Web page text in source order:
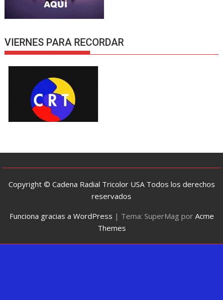
VIERNES PARA RECORDAR
Copyright © Cadena Radial Tricolor USA Todos los derechos
reservados
Funciona gracias a WordPress | Tema: SuperMag por Acme
Themes